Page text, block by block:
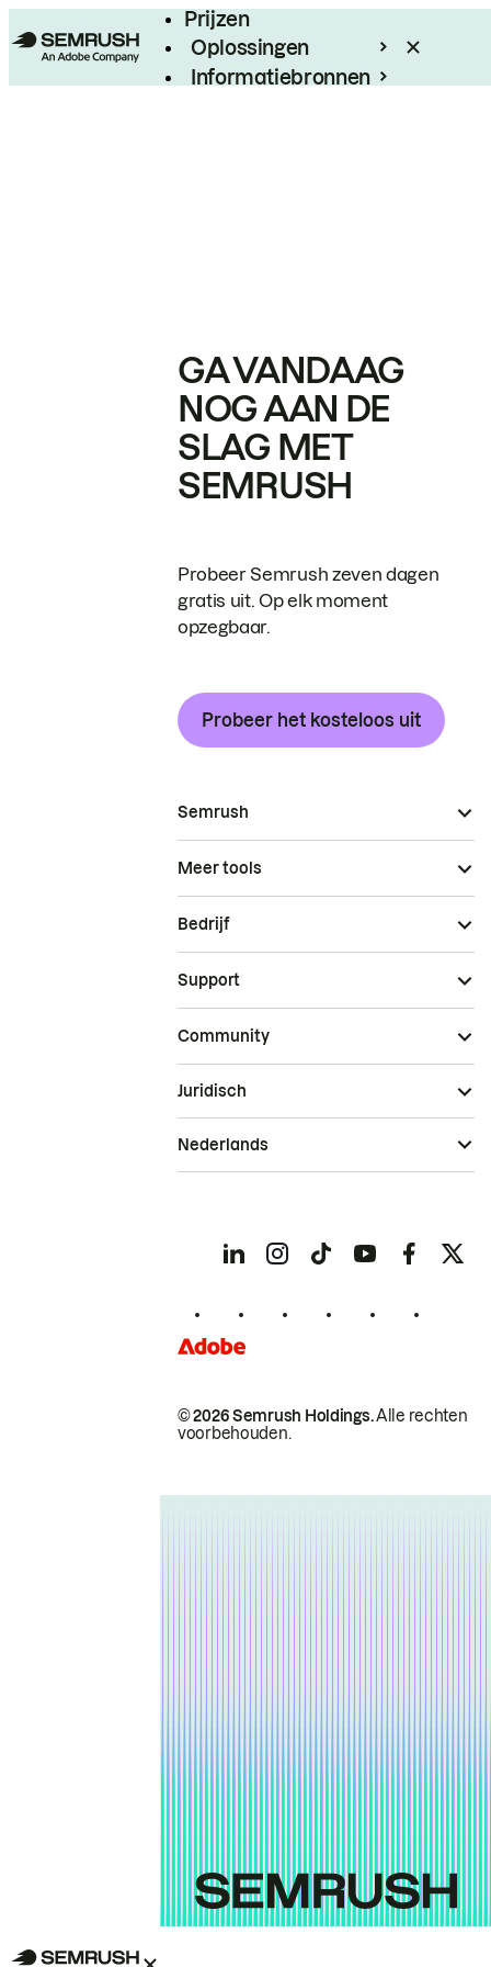
Prijzen
Oplossingen
Informatiebronnen
GA VANDAAG
NOG AAN DE
SLAG MET
SEMRUSH
Probeer Semrush zeven dagen
gratis uit. Op elk moment
opzegbaar.
Probeer het kosteloos uit
Semrush
Meer tools
Bedrijf
Support
Community
© 2026 Semrush Holdings.Alle rechten
voorbehouden.
Juridisch
Nederlands